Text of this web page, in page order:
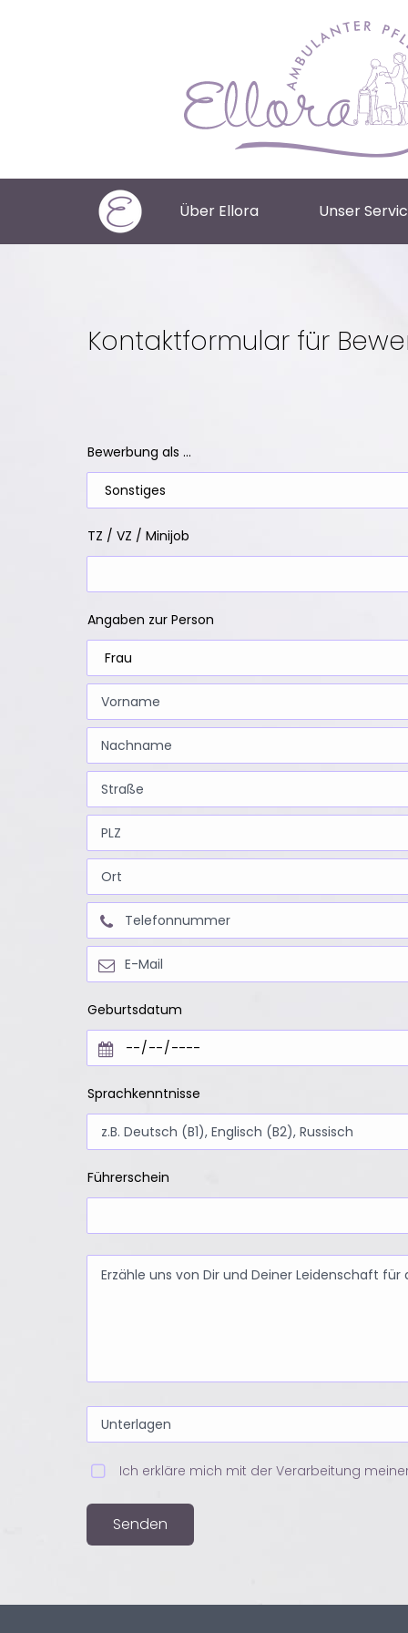
Über Ellora Unser
Kontaktformular für
Bewerbung als ...
TZ / VZ / Minijob
Angaben zur Person
Geburtsdatum
Sprachkenntnisse
Führerschein
Ich erkläre mich mit der Verarbeitung
Senden